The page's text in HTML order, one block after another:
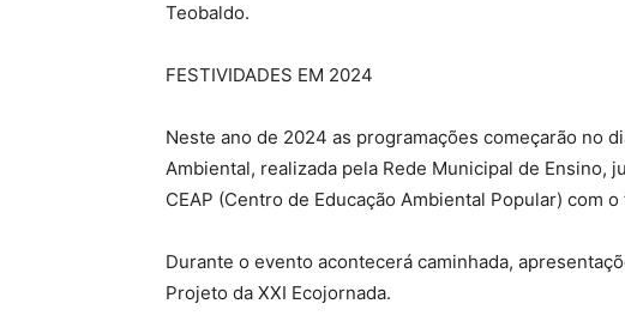
Teobaldo.
FESTIVIDADES EM 2024
Neste ano de 2024 as programações começarão no
Ambiental, realizada pela Rede Municipal de Ensino,
CEAP (Centro de Educação Ambiental Popular) com
Durante o evento acontecerá caminhada,
Projeto da XXI Ecojornada.